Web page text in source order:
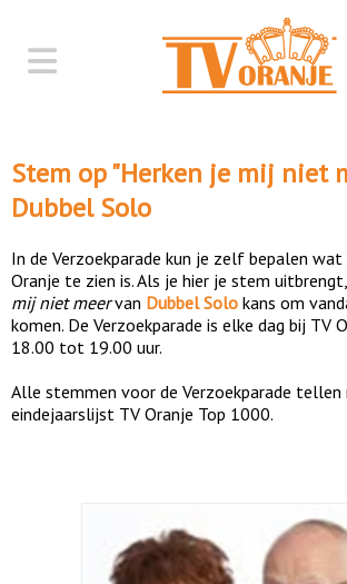
Stem op "Herken je mij niet
Dubbel Solo
In de Verzoekparade kun je zelf bepalen wat
Oranje te zien is. Als je hier je stem
mij niet meervan Dubbel Solo kans om
komen. De Verzoekparade is elke dag bij TV
18.00 tot 19.00 uur.
Alle stemmen voor de Verzoekparade tellen
eindejaarslijst TV Oranje Top 1000.